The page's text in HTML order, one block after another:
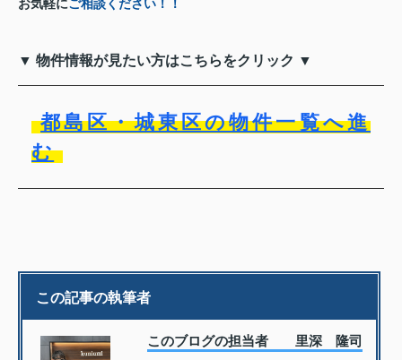
お気軽にご相談ください！！
▼ 物件情報が見たい方はこちらをクリック ▼
都島区・城東区の物件一覧へ進
む
この記事の執筆者
このブログの担当者 里深 隆司